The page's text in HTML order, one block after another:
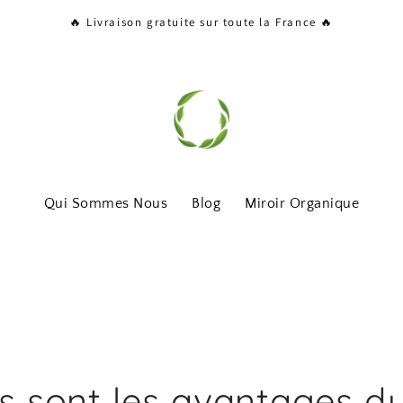
🔥 Livraison gratuite sur toute la France 🔥
Qui Sommes Nous Blog Miroir Organique